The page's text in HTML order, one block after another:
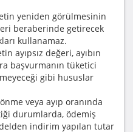
yeniden görülmesinin
beraberinde getirecek
kullanamaz.
ayıpsız değeri, ayıbın
başvurmanın tüketici
gibi hususlar
veya ayıp oranında
durumlarda, ödemiş
indirim yapılan tutar